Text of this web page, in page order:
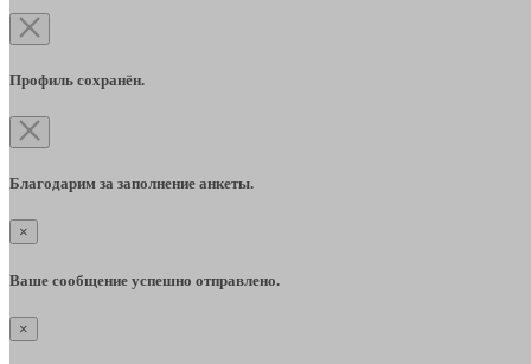
Профиль сохранён.
Благодарим за заполнение анкеты.
×
Ваше сообщение успешно отправлено.
×